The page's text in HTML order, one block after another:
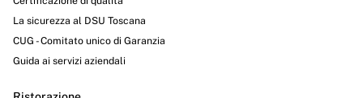
La sicurezza al DSU Toscana
CUG - Comitato unico di Garanzia
Guida ai servizi aziendali